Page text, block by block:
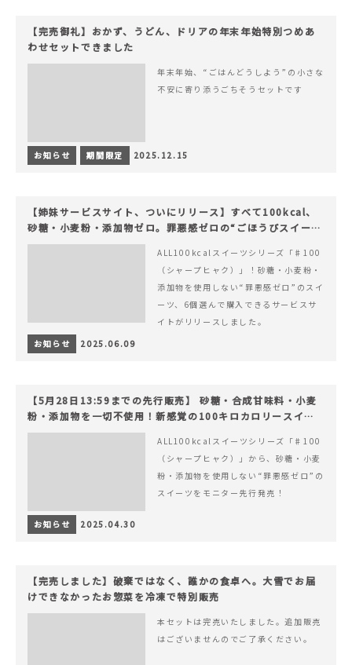
【完売御礼】おかず、うどん、ドリアの年末年始特別つめあ
わせセットできました
年末年始、“ごはんどうしよう”の小さな
不安に寄り添うごちそうセットです
お知らせ 期間限定 2025.12.15
【姉妹サービスサイト、ついにリリース】すべて100kcal、
砂糖・小麦粉・添加物ゼロ。罪悪感ゼロの“ごほうびスイー
ツ”『#100（シャープ100）』
ALL100kcalスイーツシリーズ「♯100
（シャープヒャク）」！砂糖・小麦粉・
添加物を使用しない“罪悪感ゼロ”のスイ
ーツ、6個選んで購入できるサービスサ
イトがリリースしました。
お知らせ
2025.06.09
【5月28日13:59までの先行販売】 砂糖・合成甘味料・小麦
粉・添加物を一切不使用！新感覚の100キロカロリースイー
ツでヘルシーライフを。
ALL100kcalスイーツシリーズ「♯100
（シャープヒャク）」から、砂糖・小麦
粉・添加物を使用しない“罪悪感ゼロ”の
スイーツをモニター先行発売！
お知らせ 2025.04.30
【完売しました】破棄ではなく、誰かの食卓へ。大雪でお届
けできなかったお惣菜を冷凍で特別販売
本セットは完売いたしました。追加販売
はございませんのでご了承ください。